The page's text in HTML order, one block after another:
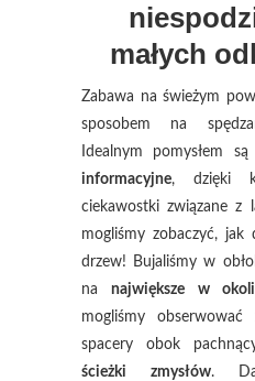
małych
Zabawa na świeżym
sposobem na
Idealnym pomysłem są
informacyjne, dzięki
ciekawostki związane z
mogliśmy zobaczyć, jak
drzew! Bujaliśmy w
nanajwiększe w
mogliśmy
spacery obok
ścieżki zmysłów.